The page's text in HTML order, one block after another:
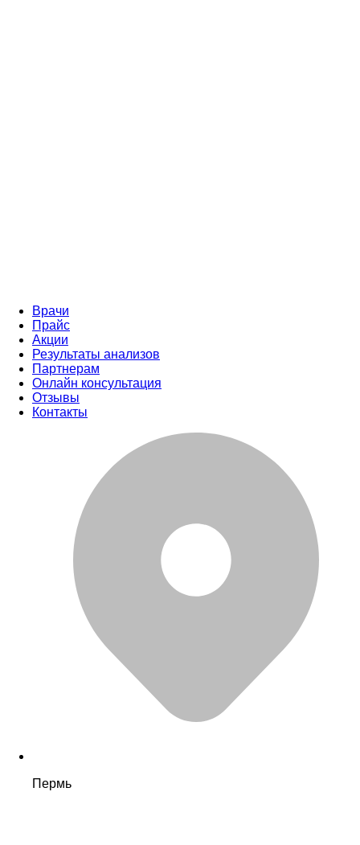
Врачи
Прайс
Акции
Результаты анализов
Партнерам
Онлайн консультация
Отзывы
Контакты
Пермь